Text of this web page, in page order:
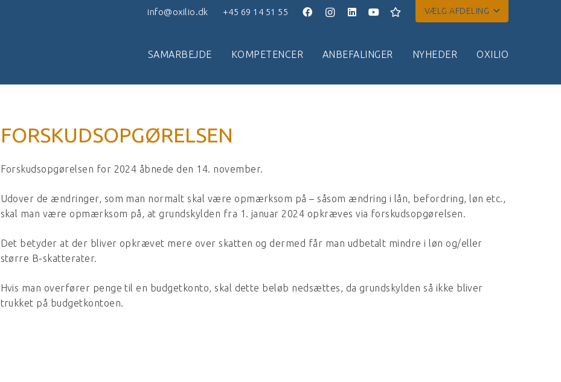
info@oxilio.dk +45 69 14 51 55 VÆLG AFDELING
SAMARBEJDE KOMPETENCER ANBEFALINGER NYHEDER OXILIO
FORSKUDSOPGØRELSEN
Forskudsopgørelsen for 2024 åbnede den 14. november.
Udover de ændringer, som man normalt skal være opmærksom på – såsom ændring i lån, befordring, løn etc.,
skal man være opmærksom på, at grundskylden fra 1. januar 2024 opkræves via forskudsopgørelsen.
Det betyder at der bliver opkrævet mere over skatten og dermed får man udbetalt mindre i løn og/eller
større B-skatterater.
Hvis man overfører penge til en budgetkonto, skal dette beløb nedsættes, da grundskylden så ikke bliver
trukket på budgetkontoen.